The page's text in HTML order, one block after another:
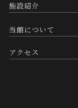
施設紹介
当館について
アクセス